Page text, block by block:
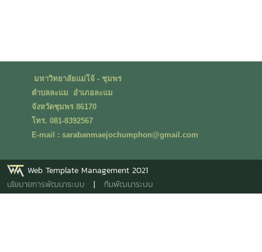
มหาวิทยาลัยแม่โจ้ - ชุมพร
ตำบลละแม อำเภอละแม
จังหวัดชุมพร 86170
โทร. 081-8392567
E-mail : sarabanmaejochumphon@gmail.com
Web Template Management 2021
นโยบายการพัฒนาระบบ | ทีมพัฒนาระบบ